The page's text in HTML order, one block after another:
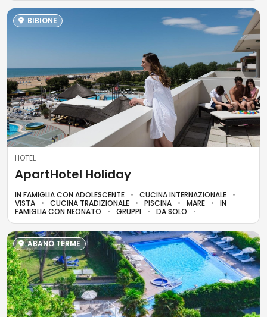
BIBIONE
HOTEL
ApartHotel Holiday
IN FAMIGLIA CON ADOLESCENTE
CUCINA INTERNAZIONALE
VISTA
CUCINA TRADIZIONALE PISCINA MARE
IN
FAMIGLIA CON NEONATO
GRUPPI DA SOLO
ABANO TERME